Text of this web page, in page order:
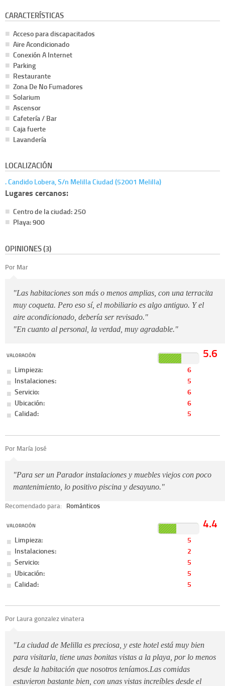
CARACTERÍSTICAS
Acceso para discapacitados
Aire Acondicionado
Conexión A Internet
Parking
Restaurante
Zona De No Fumadores
Solarium
Ascensor
Cafetería / Bar
Caja fuerte
Lavandería
LOCALIZACIÓN
. Candido Lobera, S/n Melilla Ciudad (52001 Melilla)
Lugares cercanos:
Centro de la ciudad: 250
Playa: 900
OPINIONES (3)
Por Mar
"Las habitaciones son más o menos amplias, con una terracita
muy coqueta. Pero eso sí, el mobiliario es algo antiguo. Y el
aire acondicionado, debería ser revisado."
"En cuanto al personal, la verdad, muy agradable."
VALORACIÓN 5.6
Limpieza:
6
Instalaciones:
5
Servicio:
6
Ubicación:
6
Calidad:
5
Por María José
"Para ser un Parador instalaciones y muebles viejos con poco
mantenimiento, lo positivo piscina y desayuno."
Recomendado para: Románticos
VALORACIÓN 4.4
Limpieza:
5
Instalaciones:
2
Servicio:
5
Ubicación:
5
Calidad:
5
Por Laura gonzalez vinatera
"La ciudad de Melilla es preciosa, y este hotel está muy bien
para visitarla, tiene unas bonitas vistas a la playa, por lo menos
desde la habitación que nosotros teníamos.Las comidas
estuvieron bastante bien, con unas vistas increíbles desde el